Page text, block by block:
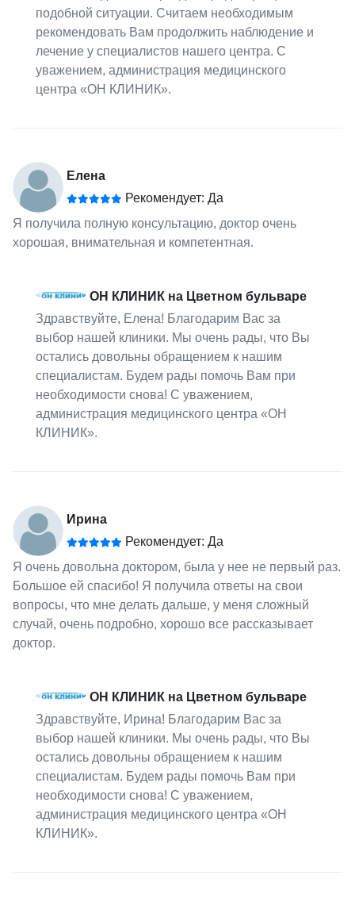
подобной ситуации. Считаем необходимым
рекомендовать Вам продолжить наблюдение и
лечение у специалистов нашего центра. С
уважением, администрация медицинского
центра «ОН КЛИНИК».
Елена
Рекомендует: Да
Я получила полную консультацию, доктор очень
хорошая, внимательная и компетентная.
ОН КЛИНИК на Цветном бульваре
Здравствуйте, Елена! Благодарим Вас за
выбор нашей клиники. Мы очень рады, что Вы
остались довольны обращением к нашим
специалистам. Будем рады помочь Вам при
необходимости снова! С уважением,
администрация медицинского центра «ОН
КЛИНИК».
Ирина
Рекомендует: Да
Я очень довольна доктором, была у нее не первый раз.
Большое ей спасибо! Я получила ответы на свои
вопросы, что мне делать дальше, у меня сложный
случай, очень подробно, хорошо все рассказывает
доктор.
ОН КЛИНИК на Цветном бульваре
Здравствуйте, Ирина! Благодарим Вас за
выбор нашей клиники. Мы очень рады, что Вы
остались довольны обращением к нашим
специалистам. Будем рады помочь Вам при
необходимости снова! С уважением,
администрация медицинского центра «ОН
КЛИНИК».